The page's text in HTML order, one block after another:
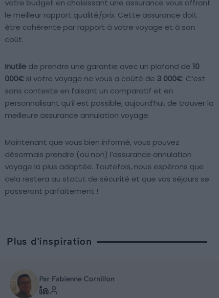
votre budget en choisissant une assurance vous offrant
le meilleur rapport qualité/prix. Cette assurance doit
être cohérente par rapport à votre voyage et à son
coût.
Inutile de prendre une garantie avec un plafond de 10
000€ si votre voyage ne vous a coûté de 3 000€. C’est
sans conteste en faisant un comparatif et en
personnalisant qu’il est possible, aujourd’hui, de trouver la
meilleure assurance annulation voyage.
Maintenant que vous bien informé, vous pouvez
désormais prendre (ou non) l’assurance annulation
voyage la plus adaptée. Toutefois, nous espérons que
cela restera au statut de sécurité et que vos séjours se
passeront parfaitement !
Plus d'inspiration
Par Fabienne Cornillon